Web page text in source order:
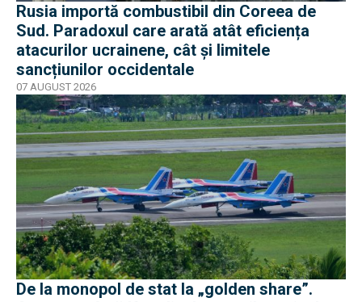
Rusia importă combustibil din Coreea de
Sud. Paradoxul care arată atât eficiența
atacurilor ucrainene, cât și limitele
sancțiunilor occidentale
07 AUGUST 2026
De la monopol de stat la „golden share”.